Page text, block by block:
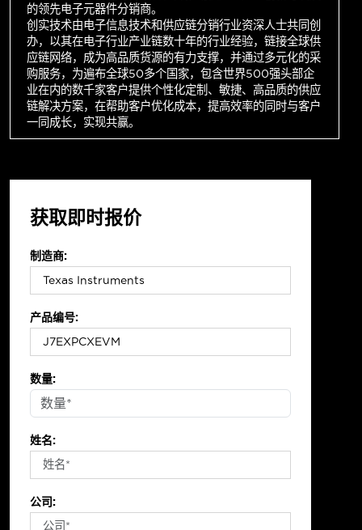
的领先电子元器件分销商。
创实技术由电子信息技术和供应链分销行业资深人士共同创
办，以其在电子行业产业链数十年的行业经验，链接全球供
应链网络，成为高品质货源的有力支撑，并通过多元化的采
购服务，为遍布全球50多个国家，包含世界500强头部企
业在内的数千家客户提供个性化定制、敏捷、高品质的供应
链解决方案，在帮助客户优化成本，提高效率的同时与客户
一同成长，实现共赢。
获取即时报价
制造商:
产品编号:
数量:
姓名:
公司: